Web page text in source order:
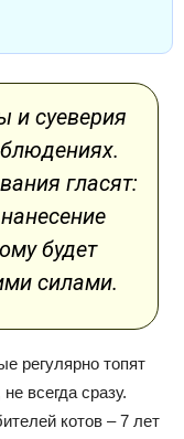
и суеверия
гласят:
будет
силами.
регулярно топят
всегда сразу.
котов – 7 лет